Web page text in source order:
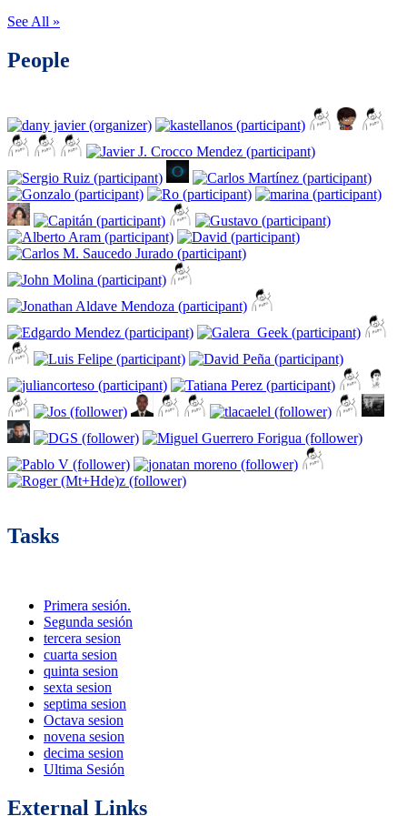
See All »
People
Tasks
Primera sesión.
Segunda sesión
tercera sesion
cuarta sesion
quinta sesion
sexta sesion
septima sesion
Octava sesion
novena sesion
decima sesion
Ultima Sesión
External Links